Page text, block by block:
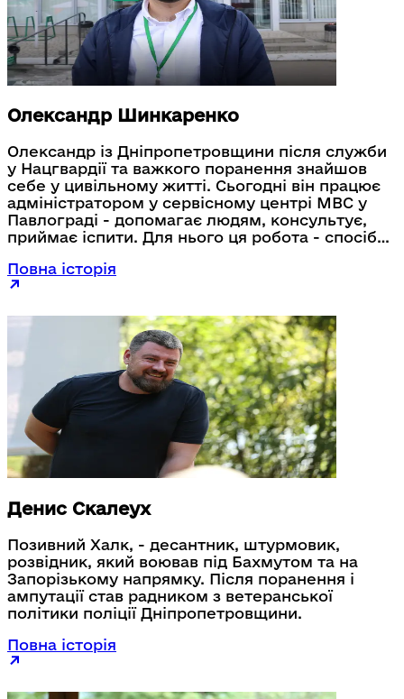
Олександр Шинкаренко
Олександр із Дніпропетровщини після служби
у Нацгвардії та важкого поранення знайшов
себе у цивільному житті. Сьогодні він працює
адміністратором у сервісному центрі МВС у
Павлограді - допомагає людям, консультує,
приймає іспити. Для нього ця робота - спосіб
вже в новій ролі.
Повна історія
Денис Скалеух
Позивний Халк, - десантник, штурмовик,
розвідник, який воював під Бахмутом та на
Запорізькому напрямку. Після поранення і
ампутації став радником з ветеранської
політики поліції Дніпропетровщини.
Повна історія